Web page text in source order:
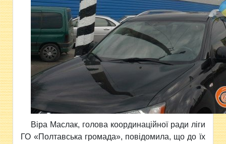
Віра Маслак, голова координаційної ради ліги
ГО «Полтавська громада», повідомила, що до їх